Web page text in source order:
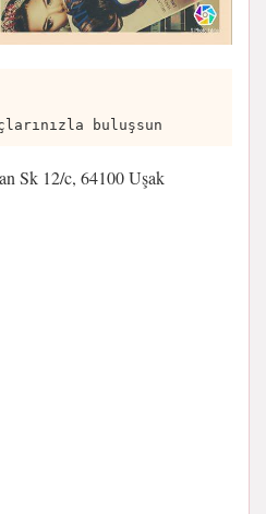
buluşsun
Sk 12/c, 64100 Uşak